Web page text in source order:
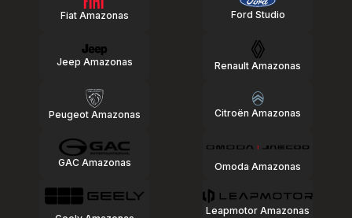
Vendas Renault
Vendas Renault
Fiat Amazonas
Jeep Amazonas
Peugeot Amazonas
GAC Amazonas
Ford Studio
Renault Amazonas
Citroën Amazonas
Omoda Amazonas
Leapmotor Amazonas